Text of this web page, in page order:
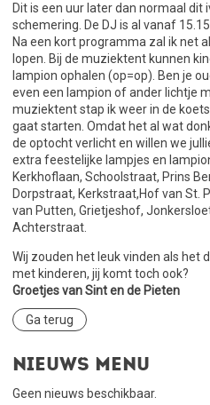
Dit is een uur later dan normaal dit
schemering. De DJ is al vanaf
Na een kort programma zal ik net
lopen. Bij de muziektent kunnen
lampion ophalen (op=op). Ben je
even een lampion of ander lichtje
muziektent stap ik weer in de
gaat starten. Omdat het al wat
de optocht verlicht en willen we
extra feestelijke lampjes en
Kerkhoflaan, Schoolstraat, Prins
Dorpstraat, Kerkstraat,Hof van St.
van Putten, Grietjeshof,
Achterstraat.
Wij zouden het leuk vinden als het
met kinderen, jij komt toch ook?
Groetjes van Sint en de Pieten
Ga terug
Nieuws menu
Geen nieuws beschikbaar.